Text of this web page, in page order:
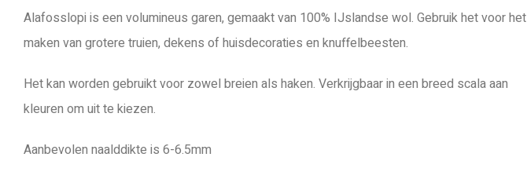
Alafosslopi is een volumineus garen, gemaakt van 100% IJslandse wol. Gebruik het voor het
maken van grotere truien, dekens of huisdecoraties en knuffelbeesten.
Het kan worden gebruikt voor zowel breien als haken. Verkrijgbaar in een breed scala aan
kleuren om uit te kiezen.
Aanbevolen naalddikte is 6-6.5mm